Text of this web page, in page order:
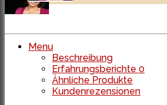
Menu
Beschreibung
Erfahrungsberichte 0
Ähnliche Produkte
Kundenrezensionen